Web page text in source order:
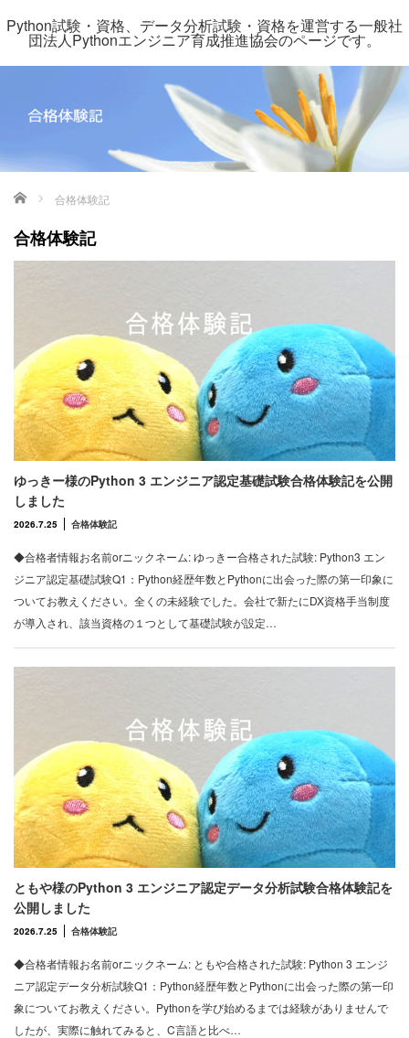
Python試験・資格、データ分析試験・資格を運営する一般社
団法人Pythonエンジニア育成推進協会のページです。
ホーム 合格体験記
合格体験記
ゆっきー様のPython 3 エンジニア認定基礎試験合格体験記を公開
しました
2026.7.25 合格体験記
◆合格者情報お名前orニックネーム: ゆっきー合格された試験: Python3 エン
ジニア認定基礎試験Q1：Python経歴年数とPythonに出会った際の第一印象に
ついてお教えください。全くの未経験でした。会社で新たにDX資格手当制度
が導入され、該当資格の１つとして基礎試験が設定…
ともや様のPython 3 エンジニア認定データ分析試験合格体験記を
公開しました
2026.7.25 合格体験記
◆合格者情報お名前orニックネーム: ともや合格された試験: Python 3 エンジ
ニア認定データ分析試験Q1：Python経歴年数とPythonに出会った際の第一印
象についてお教えください。Pythonを学び始めるまでは経験がありませんで
したが、実際に触れてみると、C言語と比べ…